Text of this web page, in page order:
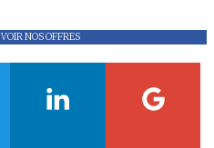
VOIR NOS OFFRES